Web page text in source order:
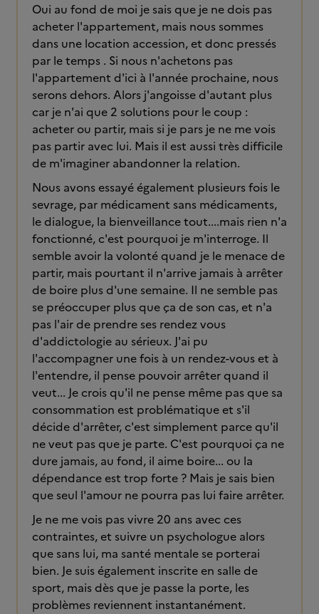
Oui au fond de moi je sais que je ne dois pas
acheter l'appartement, mais nous sommes
dans une location accession, et donc pressés
par le temps . Si nous n'achetons pas
l'appartement d'ici à l'année prochaine, nous
serons dehors. Alors j'angoisse d'autant plus
car je n'ai que 2 solutions pour le coup :
acheter ou partir, mais si je pars je ne me vois
pas partir avec lui. Mais il est aussi très difficile
de m'imaginer abandonner la relation.
Nous avons essayé également plusieurs fois le
sevrage, par médicament sans médicaments,
le dialogue, la bienveillance tout....mais rien n'a
fonctionné, c'est pourquoi je m'interroge. Il
semble avoir la volonté quand je le menace de
partir, mais pourtant il n'arrive jamais à arrêter
de boire plus d'une semaine. Il ne semble pas
se préoccuper plus que ça de son cas, et n'a
pas l'air de prendre ses rendez vous
d'addictologie au sérieux. J'ai pu
l'accompagner une fois à un rendez-vous et à
l'entendre, il pense pouvoir arrêter quand il
veut... Je crois qu'il ne pense même pas que sa
consommation est problématique et s'il
décide d'arrêter, c'est simplement parce qu'il
ne veut pas que je parte. C'est pourquoi ça ne
dure jamais, au fond, il aime boire... ou la
dépendance est trop forte ? Mais je sais bien
que seul l'amour ne pourra pas lui faire arrêter.
Je ne me vois pas vivre 20 ans avec ces
contraintes, et suivre un psychologue alors
que sans lui, ma santé mentale se porterai
bien. Je suis également inscrite en salle de
sport, mais dès que je passe la porte, les
problèmes reviennent instantanément.